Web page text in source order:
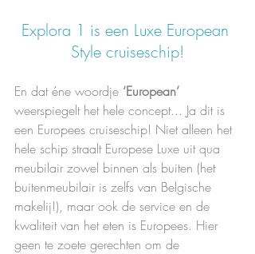
Explora 1 is een Luxe European
Style cruiseschip!
En dat éne woordje ‘European’
weerspiegelt het hele concept... Ja dit is
een Europees cruiseschip! Niet alleen het
hele schip straalt Europese Luxe uit qua
meubilair zowel binnen als buiten (het
buitenmeubilair is zelfs van Belgische
makelij!), maar ook de service en de
kwaliteit van het eten is Europees. Hier
geen te zoete gerechten om de